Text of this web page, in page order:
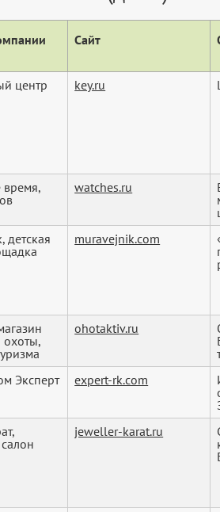
Сайт
центр key.ru
время,
watches.ru
детская
muravejnik.com
охоты,
ohotaktiv.ru
Эксперт expert-rk.com
jeweller-karat.ru